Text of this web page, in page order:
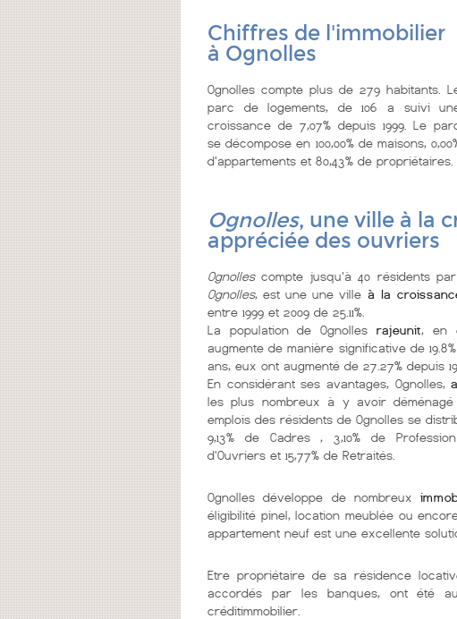
Chiffres de l'immobilier
à Ognolles
Ognolles compte plus de 279 habitants.
parc de logements, de 106 a suivi
croissance de 7,07% depuis 1999. Le
se décompose en 100,00% de maisons,
d'appartements et 80,43% de propriétaires.
Ognolles, une ville à la
appréciée des ouvriers
Ognollescompte jusqu'à 40 résidents
Ognolles, est une une ville à la
entre 1999 et 2009 de 25.11%.
La population de Ognollesrajeunit, en
augmente de manière significative de
ans, eux ont augmenté de 27.27% depuis
En considérant ses avantages, Ognolles,
les plus nombreux à y avoir
emplois des résidents de Ognolles se
9,13% de Cadres , 3,10% de
d'Ouvriers et 15,77% de Retraités.
Ognolles développe de nombreux
éligibilité pinel, location meublée ou
appartement neuf est une excellente
Etre propriétaire de sa résidence
accordés par les banques, ont été
créditimmobilier.